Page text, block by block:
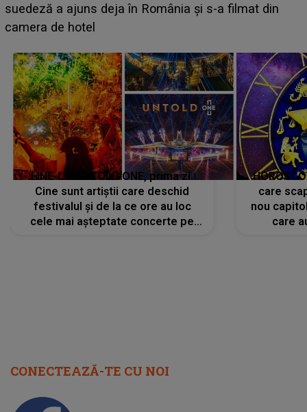
BĂIATUL VIZAT de Alexandra?! Aflându-se în fața
faptului împlinit, A RECUNOSCUT IMEDIAT: "Am
LINE-UP UNTOLD ONE, prima zi.
Cine sunt artiștii care deschid
festivalul și de la ce ore au loc
cele mai așteptate concerte pe
care
nou
care
CONECTEAZĂ-TE CU NOI